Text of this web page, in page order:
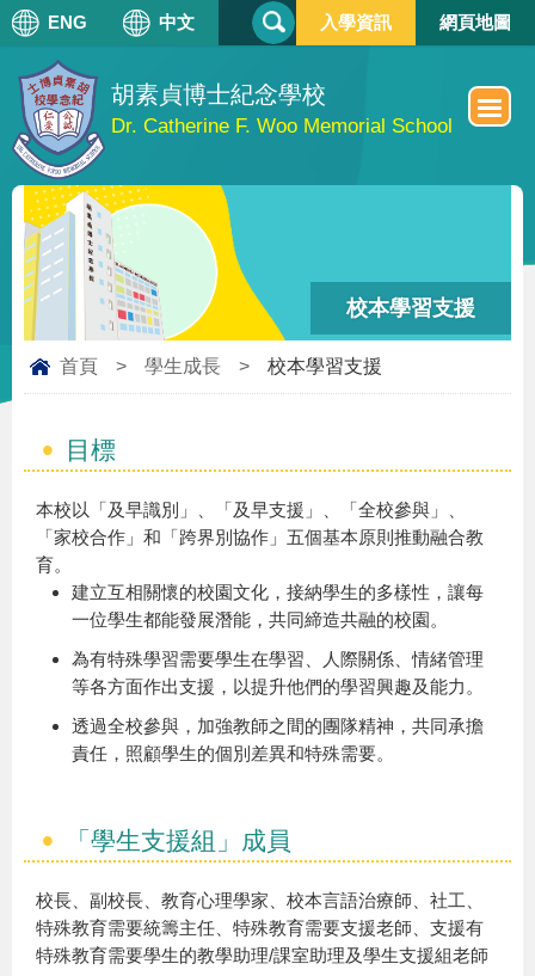
胡素貞博士紀念學校
Dr. Catherine F. Woo Memorial School
ENG 中文 搜
尋
單
入學資訊 網頁地圖
校本學習支援
首頁 > 學生成長 > 校本學習支援
目標
本校以「及早識別」、「及早支援」、「全校參與」、
「家校合作」和「跨界別協作」五個基本原則推動融合教
育。
建立互相關懷的校園文化，接納學生的多樣性，讓每
一位學生都能發展潛能，共同締造共融的校園。
為有特殊學習需要學生在學習、人際關係、情緒管理
等各方面作出支援，以提升他們的學習興趣及能力。
透過全校參與，加強教師之間的團隊精神，共同承擔
責任，照顧學生的個別差異和特殊需要。
「學生支援組」成員
校長、副校長、教育心理學家、校本言語治療師、社工、
特殊教育需要統籌主任、特殊教育需要支援老師、支援有
特殊教育需要學生的教學助理/課室助理及學生支援組老師